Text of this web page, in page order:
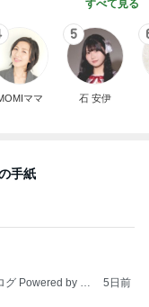
すべて見る
ママ
5
石 安伊
手紙
Powered by A
5日前